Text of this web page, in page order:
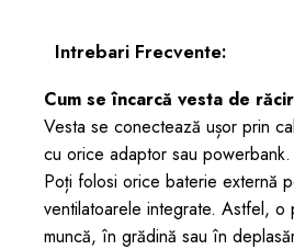
Intrebari Frecvente:
Cum se încarcă vesta de
Vesta se conectează ușor prin
cu orice adaptor sau powerbank.
Poți folosi orice baterie externă
ventilatoarele integrate. Astfel,
muncă, în grădină sau în